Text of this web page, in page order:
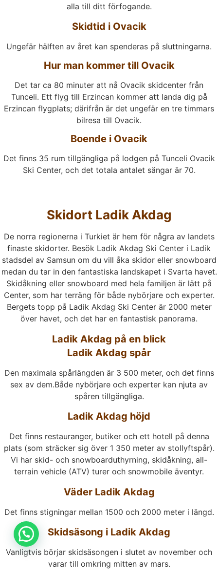
alla till ditt förfogande.
Skidtid i Ovacik
Ungefär hälften av året kan spenderas på sluttningarna.
Hur man kommer till Ovacik
Det tar ca 80 minuter att nå Ovacik skidcenter från
Tunceli. Ett flyg till Erzincan kommer att landa dig på
Erzincan flygplats; därifrån är det ungefär en tre timmars
bilresa till Ovacik.
Boende i Ovacik
Det finns 35 rum tillgängliga på lodgen på Tunceli Ovacik
Ski Center, och det totala antalet sängar är 70.
Skidort Ladik Akdag
De norra regionerna i Turkiet är hem för några av landets
finaste skidorter. Besök Ladik Akdag Ski Center i Ladik
stadsdel av Samsun om du vill åka skidor eller snowboard
medan du tar in den fantastiska landskapet i Svarta havet.
Skidåkning eller snowboard med hela familjen är lätt på
Center, som har terräng för både nybörjare och experter.
Bergets topp på Ladik Akdag Ski Center är 2000 meter
över havet, och det har en fantastisk panorama.
Ladik Akdag på en blick
Ladik Akdag spår
Den maximala spårlängden är 3 500 meter, och det finns
sex av dem.Både nybörjare och experter kan njuta av
spåren tillgängliga.
Ladik Akdag höjd
Det finns restauranger, butiker och ett hotell på denna
plats (som sträcker sig över 1 350 meter av stollyftspår).
Vi har skid- och snowboarduthyrning, skidåkning, all-
terrain vehicle (ATV) turer och snowmobile äventyr.
Väder Ladik Akdag
Det finns stigningar mellan 1500 och 2000 meter i längd.
Skidsäsong i Ladik Akdag
Vanligtvis börjar skidsäsongen i slutet av november och
varar till omkring mitten av mars.